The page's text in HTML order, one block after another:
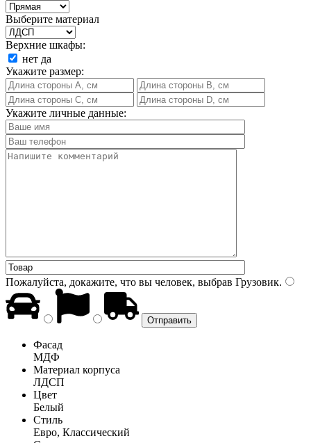
Выберите материал
Верхние шкафы:
нет да
Укажите размер:
Укажите личные данные:
Пожалуйста, докажите, что вы человек, выбрав Грузовик.
Фасад
МДФ
Материал корпуса
ЛДСП
Цвет
Белый
Стиль
Евро, Классический